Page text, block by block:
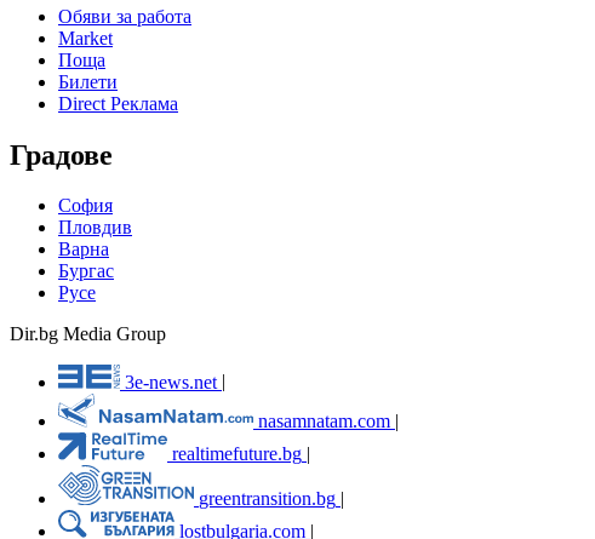
Обяви за работа
Market
Поща
Билети
Direct Реклама
Градове
София
Пловдив
Варна
Бургас
Русе
Dir.bg Media Group
3e-news.net
nasamnatam.com |
realtimefuture.bg |
greentransition.bg |
lostbulgaria.com |